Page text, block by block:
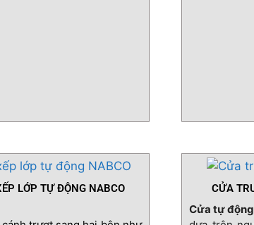
LỚP TỰ ĐỘNG NABCO CỬA
Cửa tự